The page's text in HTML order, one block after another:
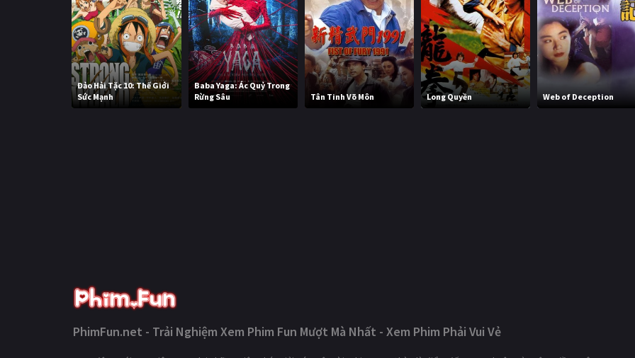
Đảo Hải Tặc 10: Thế Giới
Sức Mạnh
Baba Yaga: Ác Quỷ Trong
Rừng Sâu
Tân Tinh Võ Môn Long Quyền Web of Deception
PhimFun.net - Trải Nghiệm Xem Phim Fun Mượt Mà Nhất - Xem Phim Phải Vui Vẻ